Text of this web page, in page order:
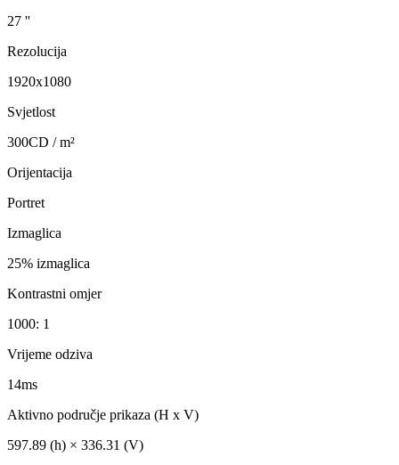
27 ''
Rezolucija
1920x1080
Svjetlost
300CD / m²
Orijentacija
Portret
Izmaglica
25% izmaglica
Kontrastni omjer
1000: 1
Vrijeme odziva
14ms
Aktivno područje prikaza (H x V)
597.89 (h) × 336.31 (V)